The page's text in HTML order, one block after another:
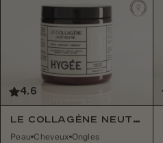
4.6
Le Collagène Neutre
Peau Cheveux Ongles